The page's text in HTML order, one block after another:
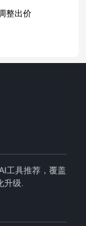
整出价
工具推荐，覆盖
级.